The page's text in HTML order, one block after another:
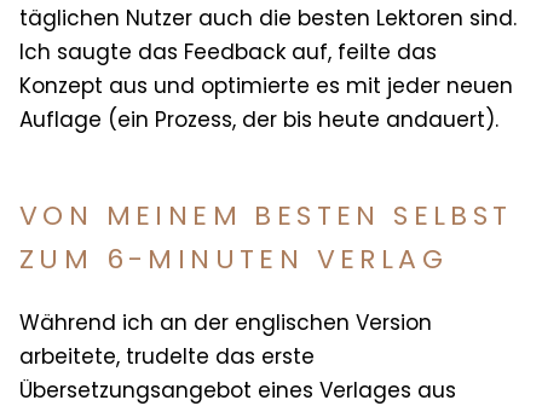
täglichen Nutzer auch die besten Lektoren sind.
Ich saugte das Feedback auf, feilte das
Konzept aus und optimierte es mit jeder neuen
Auflage (ein Prozess, der bis heute andauert).
VON MEINEM BESTEN SELBST
ZUM 6-MINUTEN VERLAG
Während ich an der englischen Version
arbeitete, trudelte das erste
Übersetzungsangebot eines Verlages aus